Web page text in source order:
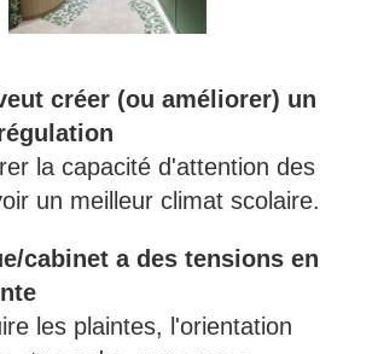
créer (ou améliorer) un
la capacité d'attention des
un meilleur climat scolaire.
cabinet a des tensions en
les plaintes, l'orientation